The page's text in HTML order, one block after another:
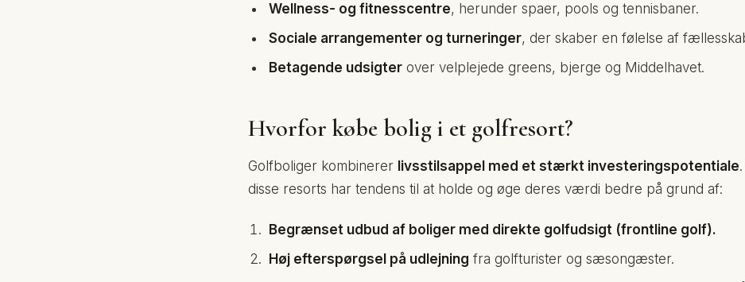
Wellness- og fitnesscentre, herunder spaer, pools og tennisbaner.
Sociale arrangementer og turneringer, der skaber en følelse af
Betagende udsigter over velplejede greens, bjerge og Middelhavet.
Hvorfor købe bolig i et golfresort?
Golfboliger kombinerer livsstilsappel med et stærkt investeringspotentiale
disse resorts har tendens til at holde og øge deres værdi bedre på grund af:
Begrænset udbud af boliger med direkte golfudsigt (frontline golf).
Høj efterspørgsel på udlejning fra golfturister og sæsongæster.